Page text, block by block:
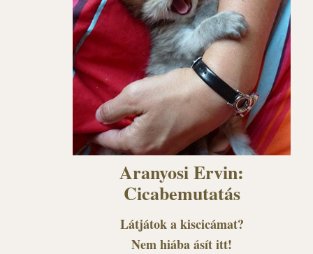
Aranyosi Ervin:
Cicabemutatás
Látjátok a kiscicámat?
Nem hiába ásít itt!